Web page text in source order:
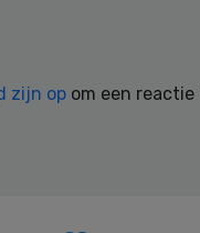
zijn op om een